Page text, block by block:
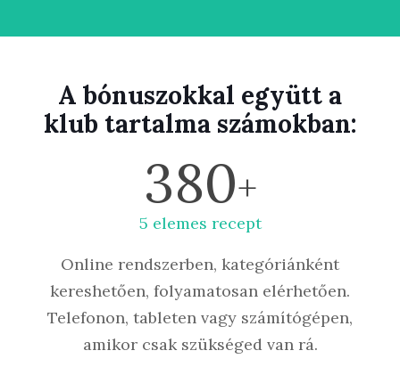
A bónuszokkal együtt a
klub tartalma számokban:
380+
5 elemes recept
Online rendszerben, kategóriánként
kereshetően, folyamatosan elérhetően.
Telefonon, tableten vagy számítógépen,
amikor csak szükséged van rá.